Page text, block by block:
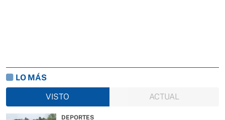
LO MÁS
VISTO
ACTUAL
DEPORTES